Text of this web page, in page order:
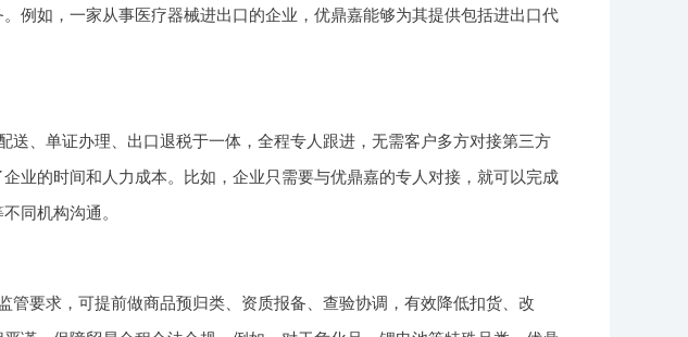
例如，一家从事医疗器械进出口的企业，优鼎嘉能够为其提供包括进出口代
送、单证办理、出口退税于一体，全程专人跟进，无需客户多方对接第三方
业的时间和人力成本。比如，企业只需要与优鼎嘉的专人对接，就可以完成
同机构沟通。
要求，可提前做商品预归类、资质报备、查验协调，有效降低扣货、改